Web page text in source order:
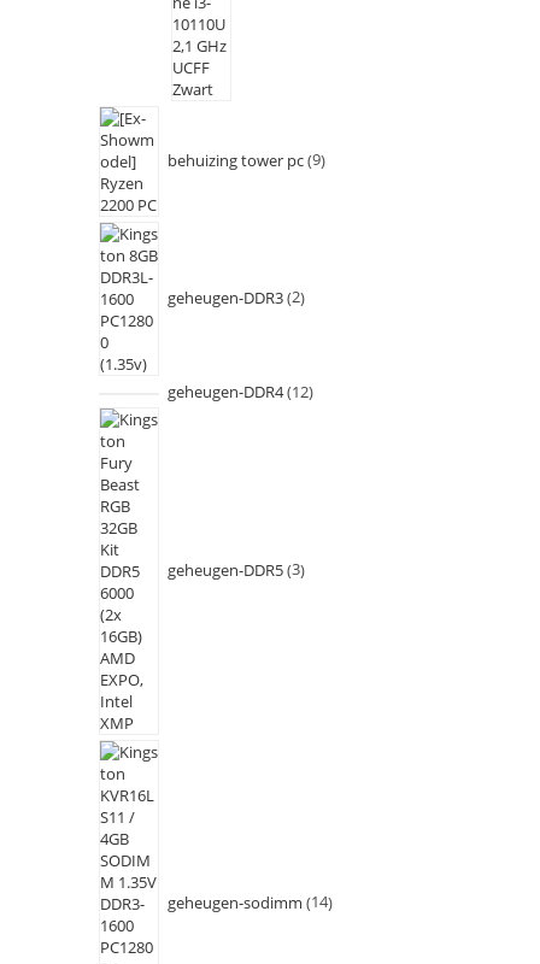
behuizing tower pc 9
geheugen-DDR3 2
geheugen-DDR4 12
geheugen-DDR5 3
geheugen-sodimm 14